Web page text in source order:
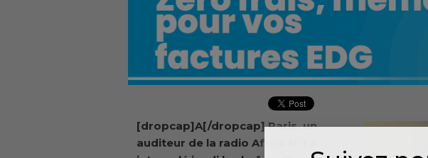
[dropcap]A[/dropcap] Paris, un
auditeur de la radio Africa N°1 a